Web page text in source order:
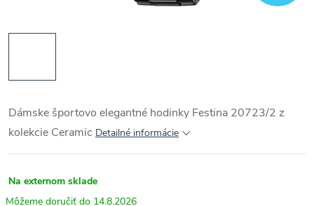
Dámske športovo elegantné hodinky Festina 20723/2 z
kolekcie Ceramic Detailné informácie
Na externom sklade
14.8.2026